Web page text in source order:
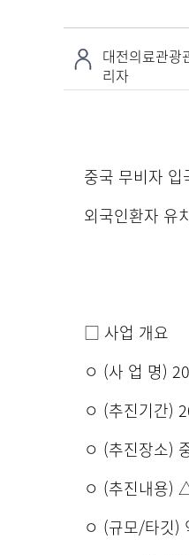
대전의료관광
리자
중국 무비자
외국인환자 유
□ 사업 개요
ㅇ (사 업 명)
ㅇ (추진기간)
ㅇ (추진장소)
ㅇ (추진내용)
ㅇ (규모/타깃)